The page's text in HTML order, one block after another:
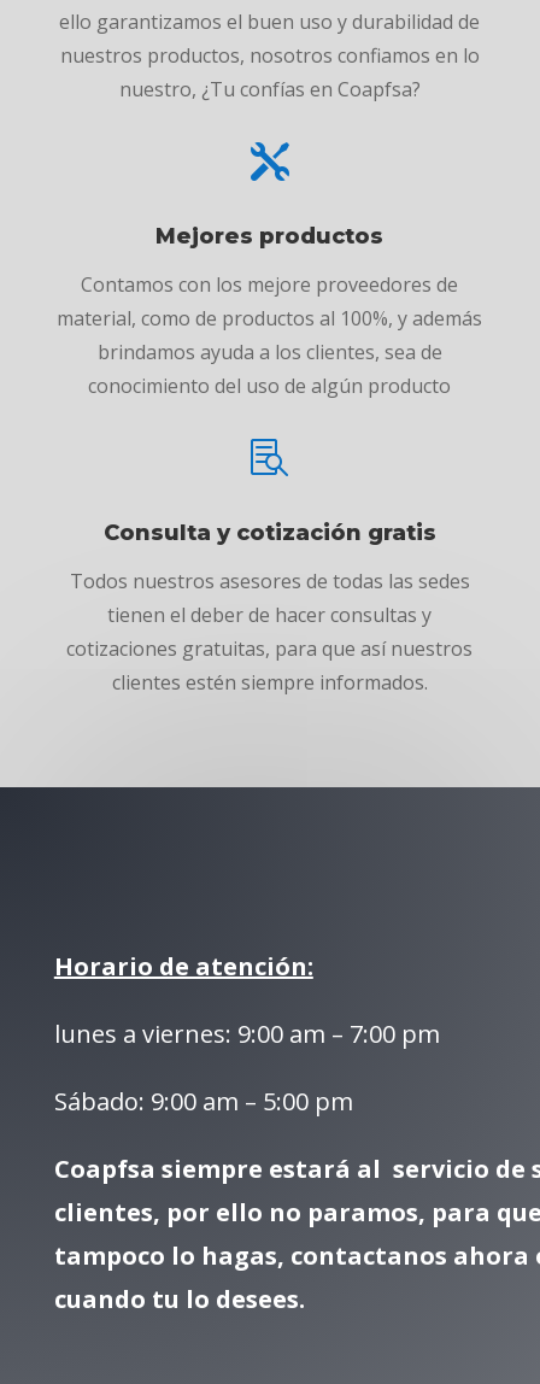
ello garantizamos el buen uso y durabilidad de
nuestros productos, nosotros confiamos en lo
nuestro, ¿Tu confías en Coapfsa?

Mejores productos
Contamos con los mejore proveedores de
material, como de productos al 100%, y además
brindamos ayuda a los clientes, sea de
conocimiento del uso de algún producto

Consulta y cotización gratis
Todos nuestros asesores de todas las sedes
tienen el deber de hacer consultas y
cotizaciones gratuitas, para que así nuestros
clientes estén siempre informados.
Horario de atención:
lunes a viernes: 9:00 am – 7:00 pm
Sábado: 9:00 am – 5:00 pm
Coapfsa siempre estará al servicio de
clientes, por ello no paramos, para
tampoco lo hagas, contactanos ahora
cuando tu lo desees.